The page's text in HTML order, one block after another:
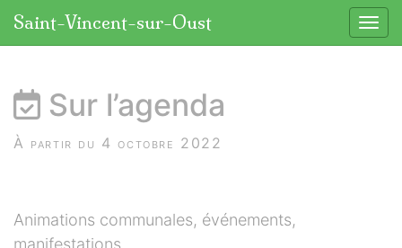
Saint-Vincent-sur-Oust
Sur l’agenda
À partir du 4 octobre 2022
Animations communales, événements,
manifestations
Panneau de gestion des cookies